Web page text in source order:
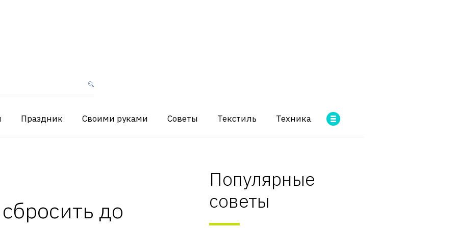
Праздник Своими руками Советы Текстиль Техника
до
Популярные
советы